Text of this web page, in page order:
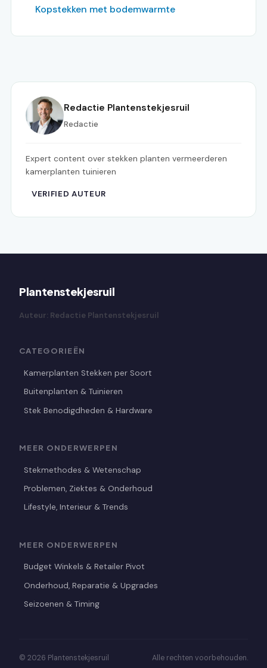
Kopstekken met bodemwarmte
Redactie Plantenstekjesruil
Redactie
Expert content over stekken planten vermeerderen
kamerplanten tuinieren
VERIFIED AUTEUR
Plantenstekjesruil
Auteur: Redactie Plantenstekjesruil
CATEGORIEËN
Kamerplanten Stekken per Soort
Buitenplanten & Tuinieren
Stek Benodigdheden & Hardware
MEER ONDERWERPEN
Stekmethodes & Wetenschap
Problemen, Ziektes & Onderhoud
Lifestyle, Interieur & Trends
MEER ONDERWERPEN
Budget Winkels & Retailer Pivot
Onderhoud, Reparatie & Upgrades
Seizoenen & Timing
© 2026 Plantenstekjesruil Alle rechten voorbehouden.